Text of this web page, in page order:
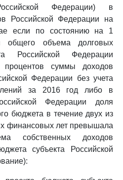
Федерации) в
Российской Федерации на
если по состоянию на 1
объема долговых
Российской Федерации
суммы доходов
Федерации без учета
за 2016 год либо в
Федерации доля
бюджета в течение двух из
финансовых лет превышала
собственных доходов
субъекта Российской